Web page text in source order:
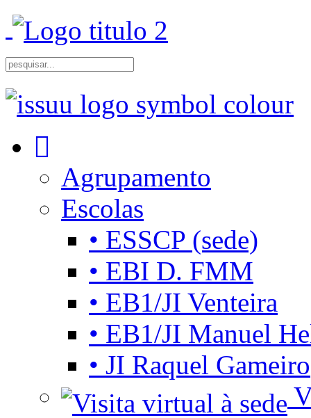
Agrupamento
Escolas
• ESSCP (sede)
• EBI D. FMM
• EB1/JI Venteira
• EB1/JI Manuel
• JI Raquel Gameiro